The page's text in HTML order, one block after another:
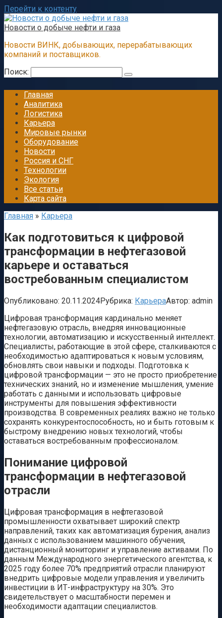
Перейти к контенту
Новости о добыче нефти и газа
Новости ВИНК, добывающих, перерабатывающих
компаний и поставщиков.
Поиск:
Главная
Аналитика
Логистика
Карьера
Мировые рынки
Оборудование
Новости
Россия и СНГ
Технологии
Экология
Все статьи
Карта сайта
Главная » Карьера
Как подготовиться к цифровой
трансформации в нефтегазовой
карьере и оставаться
востребованным специалистом
Опубликовано: 20.11.2024Рубрика: КарьераАвтор: admin
Цифровая трансформация кардинально меняет
нефтегазовую отрасль, внедряя инновационные
технологии, автоматизацию и искусственный интеллект.
Специалисты, работающие в этой сфере, сталкиваются с
необходимостью адаптироваться к новым условиям,
обновлять свои навыки и подходы. Подготовка к
цифровой трансформации — это не просто приобретение
технических знаний, но и изменение мышления, умение
работать с данными и использовать цифровые
инструменты для повышения эффективности
производства. В современных реалиях важно не только
сохранять конкурентоспособность, но и быть готовым к
быстрому внедрению новых технологий, чтобы
оставаться востребованным профессионалом.
Понимание цифровой
трансформации в нефтегазовой
отрасли
Цифровая трансформация в нефтегазовой
промышленности охватывает широкий спектр
направлений, таких как автоматизация бурения, анализ
данных с использованием машинного обучения,
дистанционный мониторинг и управление активами. По
данным Международного энергетического агентства, к
2025 году более 70% предприятий отрасли планируют
внедрить цифровые модели управления и увеличить
инвестиции в ИТ-инфраструктуру на 30%. Это
свидетельствует о масштабности перемен и
необходимости адаптации специалистов.